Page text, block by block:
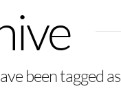
been tagged as